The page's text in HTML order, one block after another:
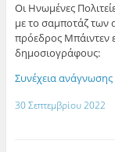
Οι Ηνωμένες
με το σαμποτάζ των
πρόεδρος Μπάιντεν
δημοσιογράφους:
Συνέχεια ανάγνωσης
30 Σεπτεμβρίου 2022